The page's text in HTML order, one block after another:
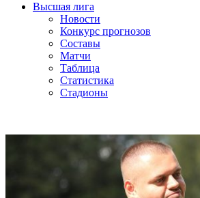
Высшая лига
Новости
Конкурс прогнозов
Составы
Матчи
Таблица
Статистика
Стадионы